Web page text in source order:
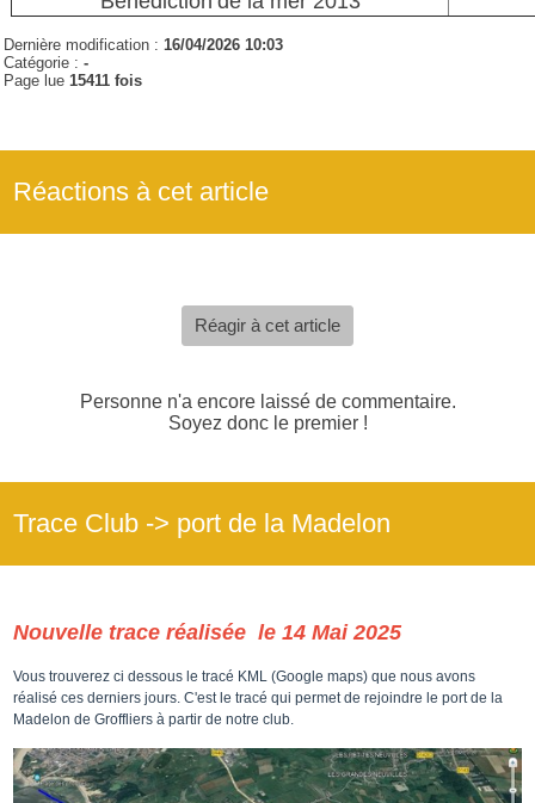
Dernière modification :16/04/2026 10:03
Catégorie :-
Page lue15411 fois
Réactions à cet article
Réagir à cet article
Personne n'a encore laissé de commentaire.
Soyez donc le premier !
Trace Club -> port de la Madelon
Nouvelle trace réalisée le 14 Mai 2025
Vous trouverez ci dessous le tracé KML (Google maps) que nous avons
réalisé ces derniers jours. C'est le tracé qui permet de rejoindre le port de la
Madelon de Groffliers à partir de notre club.